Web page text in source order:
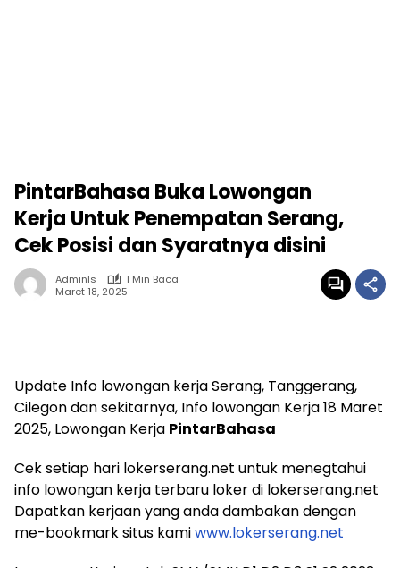
PintarBahasa Buka Lowongan
Kerja Untuk Penempatan Serang,
Cek Posisi dan Syaratnya disini
Adminls
1 Min Baca
Maret 18, 2025
Update Info lowongan kerja Serang, Tanggerang,
Cilegon dan sekitarnya, Info lowongan Kerja 18 Maret
2025, Lowongan Kerja PintarBahasa
Cek setiap hari lokerserang.net untuk menegtahui
info lowongan kerja terbaru loker di lokerserang.net
Dapatkan kerjaan yang anda dambakan dengan
me-bookmark situs kamiwww.lokerserang.net